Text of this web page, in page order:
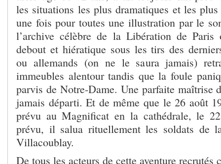
les situations les plus dramatiques et les
une fois pour toutes une illustration par le
l’archive célèbre de la Libération de
debout et hiératique sous les tirs des
ou allemands (on ne le saura jamais)
immeubles alentour tandis que la foule
parvis de Notre-Dame. Une parfaite maîtrise
jamais départi. Et de même que le 26 août
prévu au Magnificat en la cathédrale, le
prévu, il salua rituellement les soldats de
Villacoublay.
De tous les acteurs de cette aventure recrutés